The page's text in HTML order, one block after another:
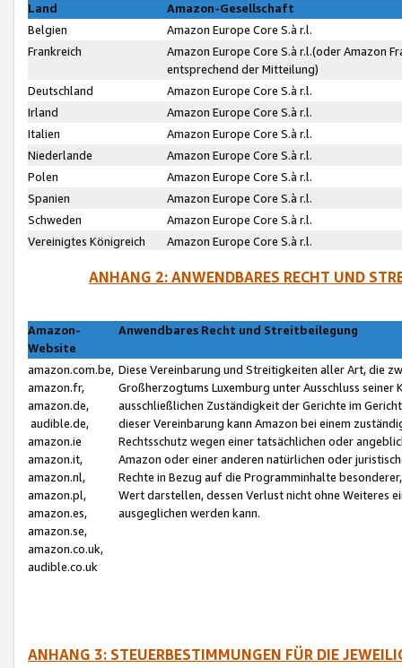
Land
Amazon-Gesellschaft
Belgien
Amazon Europe Core S.à r.l.
Frankreich
Amazon Europe Core S.à r.l.(oder Amazon
entsprechend der Mitteilung)
Deutschland
Amazon Europe Core S.à r.l.
Irland
Amazon Europe Core S.à r.l.
Italien
Amazon Europe Core S.à r.l.
Niederlande
Amazon Europe Core S.à r.l.
Polen
Amazon Europe Core S.à r.l.
Spanien
Amazon Europe Core S.à r.l.
Schweden
Amazon Europe Core S.à r.l.
Vereinigtes Königreich
Amazon Europe Core S.à r.l.
ANHANG 2: ANWENDBARES RECHT UND
Amazon-
Website
Anwendbares Recht und Streitbeilegung
amazon.com.be,
amazon.fr,
amazon.de,
audible.de,
amazon.ie
amazon.it,
amazon.nl,
amazon.pl,
amazon.es,
amazon.se,
amazon.co.uk,
audible.co.uk
Diese Vereinbarung und Streitigkeiten aller Art, die
Großherzogtums Luxemburg unter Ausschluss
ausschließlichen Zuständigkeit der Gerichte im
dieser Vereinbarung kann Amazon bei einem
Rechtsschutz wegen einer tatsächlichen oder
Amazon oder einer anderen natürlichen oder
Rechte in Bezug auf die Programminhalte
Wert darstellen, dessen Verlust nicht ohne Weiteres
ausgeglichen werden kann.
ANHANG 3: STEUERBESTIMMUNGEN FÜR DIE